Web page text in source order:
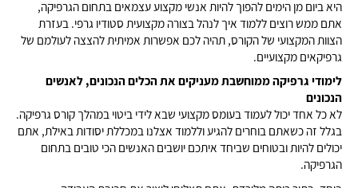
היא ביום מן הימים להפוך להיות אנשי מקצוע עצמאים בתחום הגרפיקה,
אתם ממש רוצים ללמוד איך לנהל בצורה מקצועית סטודיו גרפי. בעזרת
הצוות המקצועי של הקורס, תהיה לכם אפשרות אמיתית להצצה לעולמם של
גרפיקאים מקצועיים.
לימודי גרפיקה ממוחשבת מעניקים את הכלים הנכונים, לאנשים
הנכונים
לא כל אחד יכול לעמוד בעומס מקצועי שבא לידי ביטוי במהלך קורס גרפיקה.
בגלל זה כשאתם בוחרים להגיע וללמוד אצלנו במכללת יסודות באילת, אתם
יכולים להיות ובטוחים שביחד איתכם יושבים האנשים הכי טובים בתחום
הגרפיקה.